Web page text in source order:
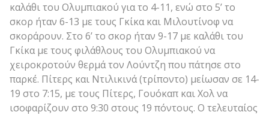
καλάθι του Ολυμπιακού για το 4-11, ενώ στο 5’ το
σκορ ήταν 6-13 με τους Γκίκα και Μιλουτίνοφ να
σκοράρουν. Στο 6’ το σκορ ήταν 9-17 με καλάθι του
Γκίκα με τους φιλάθλους του Ολυμπιακού να
χειροκροτούν θερμά τον Λούντζη που πάτησε στο
παρκέ. Πίτερς και Ντιλικινά (τρίποντο) μείωσαν σε 14-
19 στο 7:15, με τους Πίτερς, Γουόκαπ και Χολ να
ισοφαρίζουν στο 9:30 στους 19 πόντους. Ο τελευταίος